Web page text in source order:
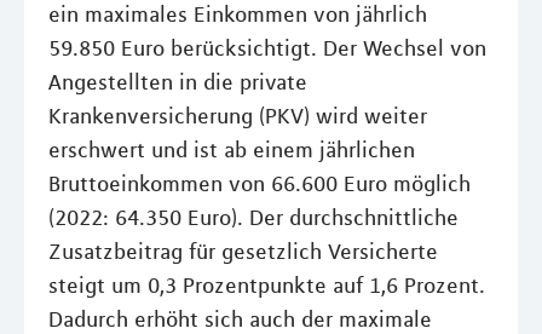
ein maximales Einkommen von jährlich
59.850 Euro berücksichtigt. Der Wechsel von
Angestellten in die private
Krankenversicherung (PKV) wird weiter
erschwert und ist ab einem jährlichen
Bruttoeinkommen von 66.600 Euro möglich
(2022: 64.350 Euro). Der durchschnittliche
Zusatzbeitrag für gesetzlich Versicherte
steigt um 0,3 Prozentpunkte auf 1,6 Prozent.
Dadurch erhöht sich auch der maximale